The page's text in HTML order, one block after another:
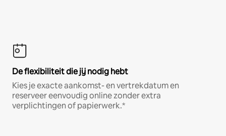
De flexibiliteit die jij nodig hebt
Kies je exacte aankomst- en vertrekdatum en
reserveer eenvoudig online zonder extra
verplichtingen of papierwerk.*